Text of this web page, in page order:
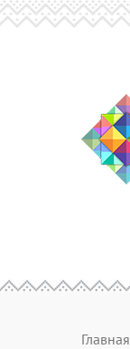
Главная